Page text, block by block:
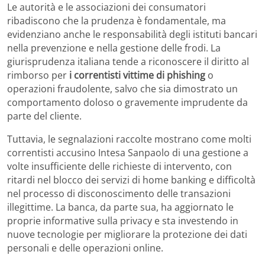
Le autorità e le associazioni dei consumatori
ribadiscono che la prudenza è fondamentale, ma
evidenziano anche le responsabilità degli istituti bancari
nella prevenzione e nella gestione delle frodi. La
giurisprudenza italiana tende a riconoscere il diritto al
rimborso per i correntisti vittime di phishing o
operazioni fraudolente, salvo che sia dimostrato un
comportamento doloso o gravemente imprudente da
parte del cliente.
Tuttavia, le segnalazioni raccolte mostrano come molti
correntisti accusino Intesa Sanpaolo di una gestione a
volte insufficiente delle richieste di intervento, con
ritardi nel blocco dei servizi di home banking e difficoltà
nel processo di disconoscimento delle transazioni
illegittime. La banca, da parte sua, ha aggiornato le
proprie informative sulla privacy e sta investendo in
nuove tecnologie per migliorare la protezione dei dati
personali e delle operazioni online.